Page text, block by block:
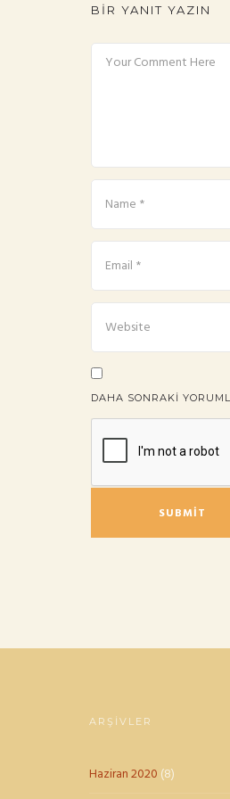
BIR YANIT YAZIN
DAHA SONRAKI
ARŞIVLER
Haziran 2020 (8)